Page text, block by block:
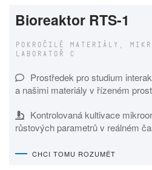
Bioreaktor RTS-1
POKROČILÉ MATERIÁLY,
LABORATOŘ C
Prostředek pro studium
a našimi materiály v řízeném
Kontrolovaná kultivace
růstových parametrů v reálném
CHCI TOMU ROZUMĚT